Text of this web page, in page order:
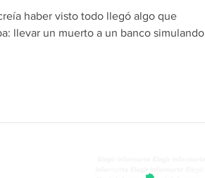
haber visto todo llegó algo que
llevar un muerto a un banco simulando